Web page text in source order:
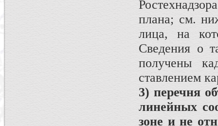
плана; см.
лица, на
Сведения о
получены
ставлением
3) перечня
линейных
зоне и не